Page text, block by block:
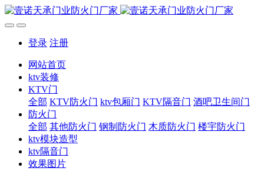
登录 注册
网站首页
ktv装修
KTV门
全部 KTV防火门 ktv包厢门 KTV隔音门 酒吧卫生间门
防火门
全部 其他防火门 钢制防火门 木质防火门 楼宇防火门
ktv模块造型
ktv隔音门
效果图片